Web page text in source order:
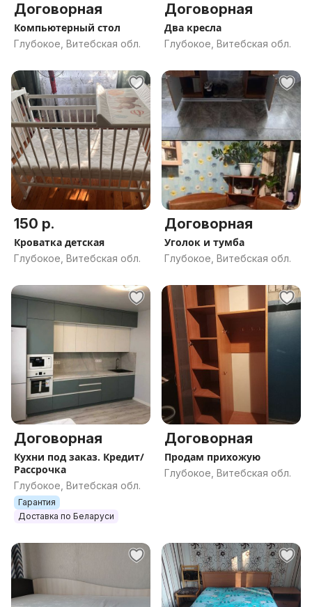
Договорная
Компьютерный стол
Глубокое, Витебская обл.
Договорная
Два кресла
Глубокое, Витебская обл.
150 р.
Кроватка детская
Глубокое, Витебская обл.
Договорная
Уголок и тумба
Глубокое, Витебская обл.
Договорная
Кухни под заказ. Кредит/
Рассрочка
Глубокое, Витебская обл.
Гарантия
Доставка по Беларуси
Договорная
Продам прихожую
Глубокое, Витебская обл.